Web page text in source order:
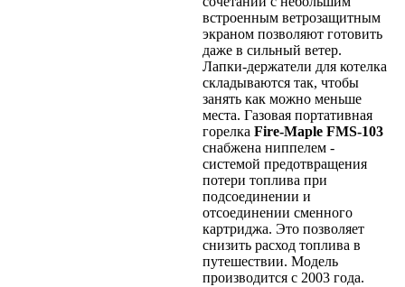
встроенным ветрозащитным
экраном позволяют готовить
даже в сильный ветер.
Лапки-держатели для котелка
складываются так, чтобы
занять как можно меньше
места. Газовая портативная
горелка Fire-Maple FMS-103
снабжена ниппелем -
системой предотвращения
потери топлива при
подсоединении и
отсоединении сменного
картриджа. Это позволяет
снизить расход топлива в
путешествии. Модель
производится с 2003 года.